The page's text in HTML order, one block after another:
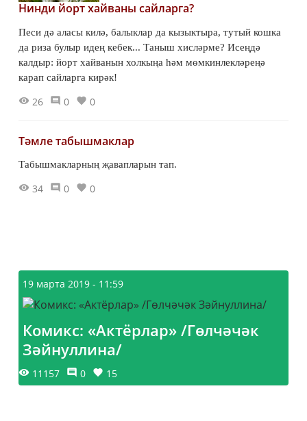
Нинди йорт хайваны сайларга?
Песи дә аласы килә, балыклар да кызыктыра, тутый кошка
да риза булыр идең кебек... Таныш хисләрме? Исеңдә
калдыр: йорт хайванын холкыңа һәм мөмкинлекләреңә
карап сайларга кирәк!
26 0 0
Тәмле табышмаклар
Табышмакларның җавапларын тап.
34 0 0
19 марта 2019 - 11:59
Комикс: «Актёрлар» /Гөлчәчәк
Зәйнуллина/
11157 0 15